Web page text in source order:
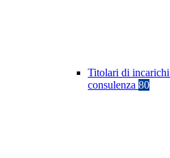
Titolari di
consulenza 80